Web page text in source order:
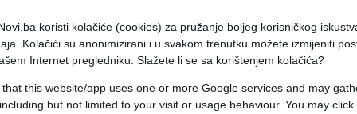
koristi kolačiće (cookies) za pružanje boljeg korisničkog
Kolačići su anonimizirani i u svakom trenutku možete izmijeniti
Internet pregledniku. Slažete li se sa korištenjem kolačića?
that this website/app uses one or more Google services and may
but not limited to your visit or usage behaviour. You may
ti ako ne unosiš 20 sati, a četiri sata jedeš,
Ti poslije iako manje jedeš gojićeš se jer